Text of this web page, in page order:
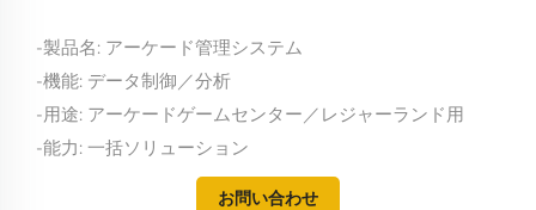
-製品名: アーケード管理システム
-機能: データ制御／分析
-用途: アーケードゲームセンター／レジャーランド用
-能力: 一括ソリューション
お問い合わせ